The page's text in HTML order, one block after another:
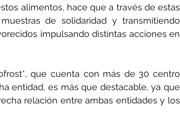
alimentos, hace que a través de estas
de solidaridad y transmitiendo
impulsando distintas acciones en
que cuenta con más de 30 centro
entidad, es más que destacable, ya que
relación entre ambas entidades y los